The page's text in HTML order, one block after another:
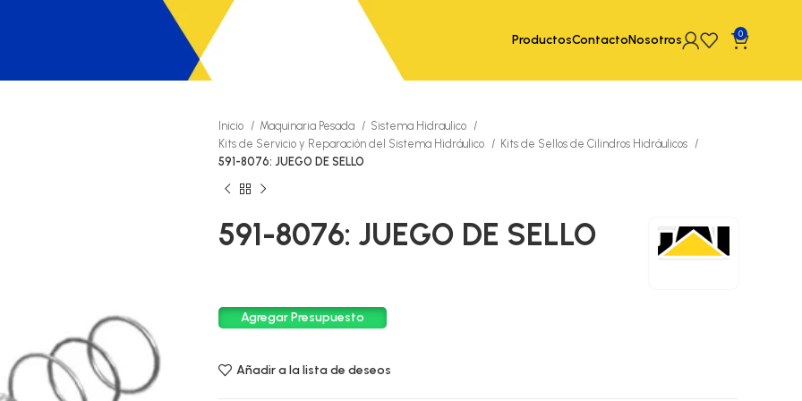
ProductosContactoNosotros 0
Inicio Maquinaria Pesada
Sistema Hidraulico
Kits de Servicio y Reparación del Sistema Hidráulico
Kits de Sellos de Cilindros Hidráulicos
591-8076: JUEGO DE SELLO
591-8076: JUEGO DE SELLO
Agregar Presupuesto
Añadir a la lista de deseos